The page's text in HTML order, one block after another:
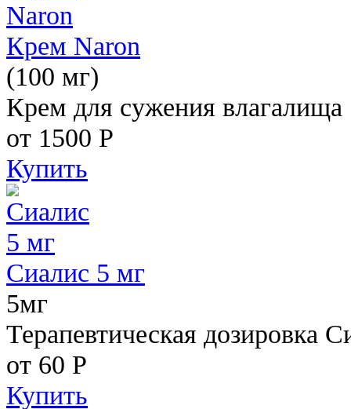
Крем Naron
(100 мг)
Крем для сужения влагалища
от 1500 Р
Купить
Сиалис 5 мг
5мг
Терапевтическая дозировка
от 60 Р
Купить